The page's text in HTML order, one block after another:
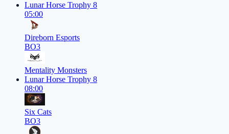
Lunar Horse Trophy 8
05:00
Direborn Esports
BO3
Mentality Monsters
Lunar Horse Trophy 8
08:00
Six Cats
BO3